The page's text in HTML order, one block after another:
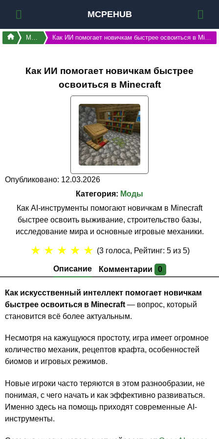
MCPEHUB
Моды Как ИИ помогает новичкам быстрее освоиться в Minecraft
Как ИИ помогает новичкам быстрее
освоиться в Minecraft
Опубликовано: 12.03.2026
Категория: Моды
Как AI-инструменты помогают новичкам в Minecraft
быстрее освоить выживание, строительство базы,
исследование мира и основные игровые механики.
Описание Комментарии 0
★ ★ ★ ★ ★ (3голоса, Рейтинг: 5из 5)
Как искусственный интеллект помогает новичкам
быстрее освоиться в Minecraft— вопрос, который
становится всё более актуальным.
Несмотря на кажущуюся простоту, игра имеет огромное
количество механик, рецептов крафта, особенностей
биомов и игровых режимов.
Новые игроки часто теряются в этом разнообразии, не
понимая, с чего начать и как эффективно развиваться.
Именно здесь на помощь приходят современные AI-
инструменты.